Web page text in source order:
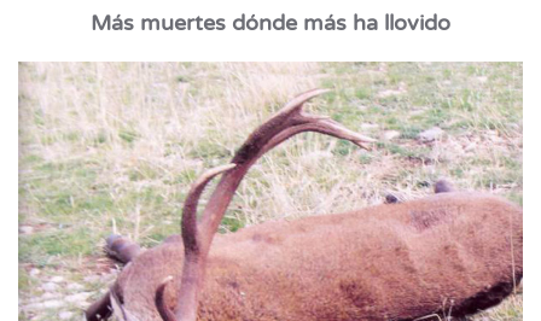
Más muertes dónde más ha llovido